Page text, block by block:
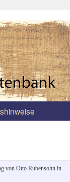
von Otto Rubensohn in